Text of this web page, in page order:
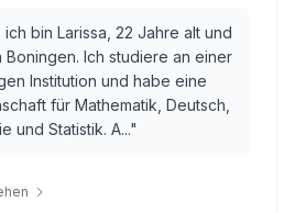
ich bin Larissa, 22 Jahre alt und
Boningen. Ich studiere an einer
Institution und habe eine
für Mathematik, Deutsch,
und Statistik. A..."